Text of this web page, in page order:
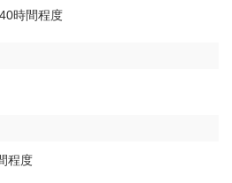
時間程度
程度